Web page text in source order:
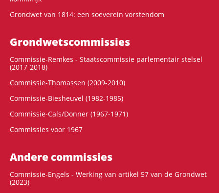
Grondwet van 1814: een soeverein vorstendom
Grondwets­commissies
Commissie-Remkes - Staatscommissie parlementair stelsel
(2017-2018)
Commissie-Thomassen (2009-2010)
Commissie-Biesheuvel (1982-1985)
Commissie-Cals/Donner (1967-1971)
Commissies voor 1967
Andere commissies
Commissie-Engels - Werking van artikel 57 van de Grondwet
(2023)